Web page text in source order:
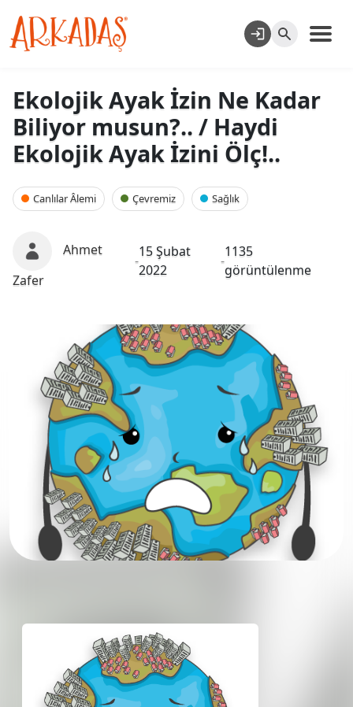
Ekolojik Ayak İzin Ne Kadar
Biliyor musun?.. / Haydi
Ekolojik Ayak İzini Ölç!..
Canlılar Âlemi Çevremiz Sağlık
Ahmet
Zafer
-
15 Şubat
2022
-
1135
görüntülenme